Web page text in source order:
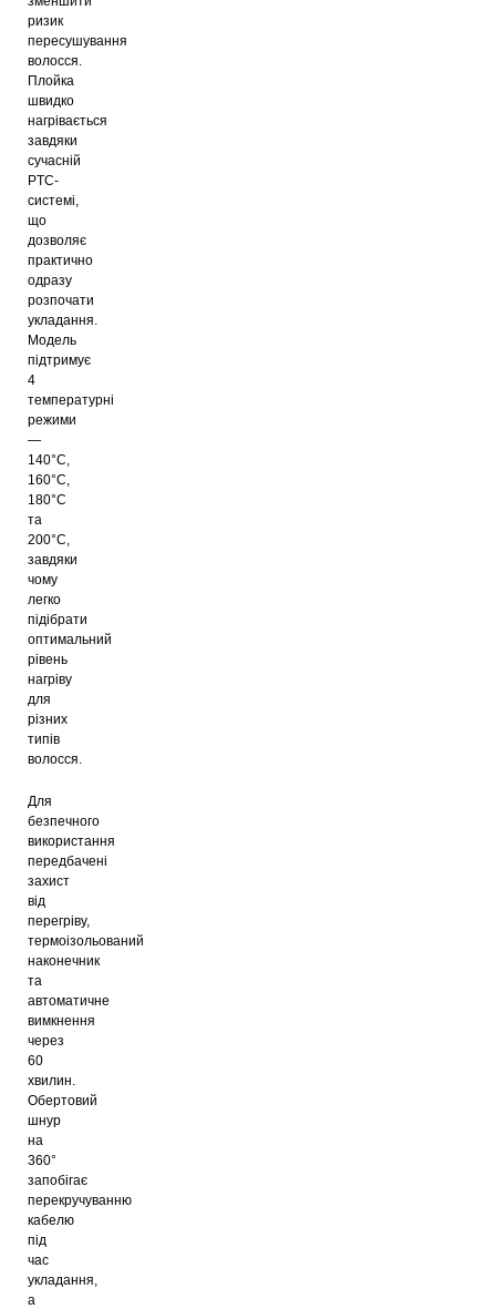
ризик
пересушування
волосся.
Плойка
швидко
нагрівається
завдяки
сучасній
PTC-
системі,
що
дозволяє
практично
одразу
розпочати
укладання.
Модель
підтримує
4
температурні
режими
—
140°C,
160°C,
180°C
та
200°C,
завдяки
чому
легко
підібрати
оптимальний
рівень
нагріву
для
різних
типів
волосся.
Для
безпечного
використання
передбачені
захист
від
перегріву,
термоізольований
наконечник
та
автоматичне
вимкнення
через
60
хвилин.
Обертовий
шнур
на
360°
запобігає
перекручуванню
кабелю
під
час
укладання,
а